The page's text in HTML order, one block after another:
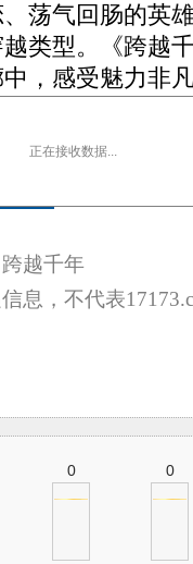
荡气回肠的英
类型。《跨越
，感受魅力非
？立即加入吧
>>
越千年
息，不代表
0 0
正在接收数据...